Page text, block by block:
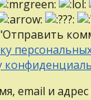
email и адрес